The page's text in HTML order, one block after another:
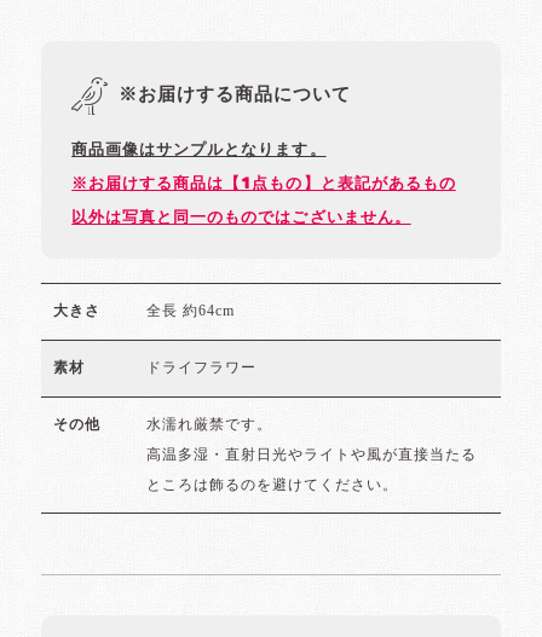
※お届けする商品について
商品画像はサンプルとなります。
※お届けする商品は【1点もの】と表記があるもの
以外は写真と同一のものではございません。
大きさ 全長 約64cm
素材 ドライフラワー
その他 水濡れ厳禁です。
高温多湿・直射日光やライトや風が直接当たる
ところは飾るのを避けてください。